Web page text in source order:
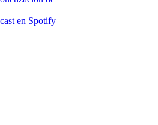
en Spotify